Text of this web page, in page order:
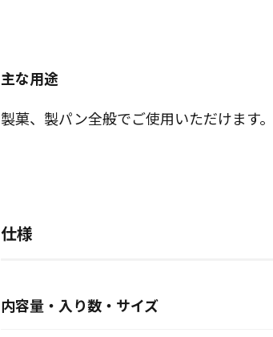
主な用途
製菓、製パン全般でご使用いただけます。
仕様
内容量・入り数・サイズ